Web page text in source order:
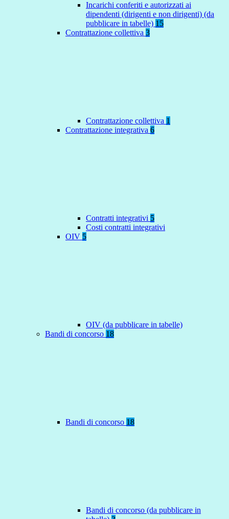
Incarichi conferiti e autorizzati ai
dipendenti (dirigenti e non dirigenti) (da
pubblicare in tabelle) 15
Contrattazione collettiva 3
Contrattazione collettiva 1
Contrattazione integrativa 6
Contratti integrativi 5
Costi contratti integrativi
OIV 5
OIV (da pubblicare in tabelle)
Bandi di concorso 18
Bandi di concorso 18
Bandi di concorso (da pubblicare in